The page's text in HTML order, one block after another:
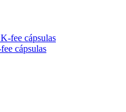
cápsulas